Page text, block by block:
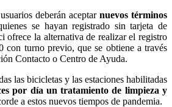
deberán aceptar nuevos términos
se hayan registrado sin tarjeta de
ofrece la alternativa de realizar el registro
con turno previo, que se obtiene a través
Contacto o Centro de Ayuda.
las bicicletas y las estaciones habilitadas
por día un tratamiento de limpieza y
a estos nuevos tiempos de pandemia.